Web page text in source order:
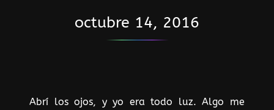
octubre 14, 2016
Abrí los ojos, y yo era todo luz. Algo me